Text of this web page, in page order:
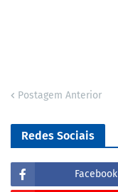
Postagem Anterior
Redes Sociais
Facebook